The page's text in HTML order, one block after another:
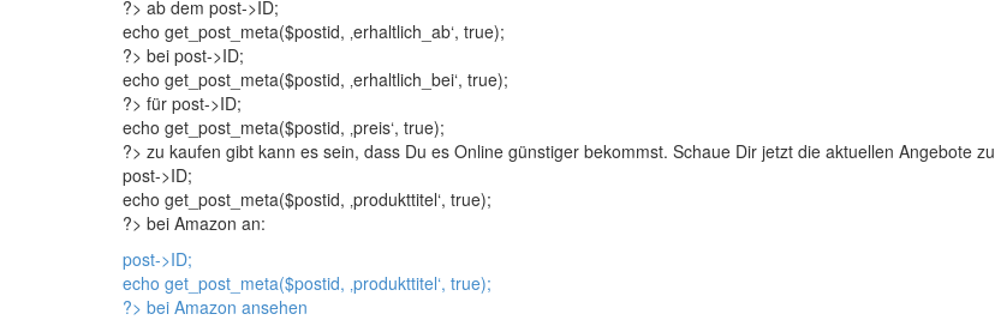
?> ab dem post->ID;
echo get_post_meta($postid, ‚erhaltlich_ab‘, true);
?> bei post->ID;
echo get_post_meta($postid, ‚erhaltlich_bei‘, true);
?> für post->ID;
echo get_post_meta($postid, ‚preis‘, true);
?> zu kaufen gibt kann es sein, dass Du es Online günstiger bekommst. Schaue Dir jetzt die aktuellen Angebote zu
post->ID;
echo get_post_meta($postid, ‚produkttitel‘, true);
?> bei Amazon an:
post->ID;
echo get_post_meta($postid, ‚produkttitel‘, true);
?> bei Amazon ansehen